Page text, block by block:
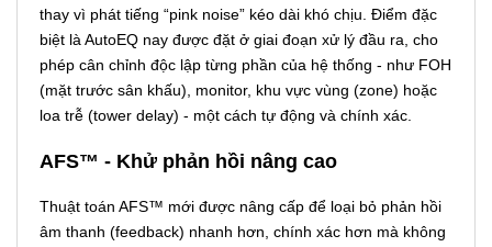
thay vì phát tiếng “pink noise” kéo dài khó chịu. Điểm đặc
biệt là AutoEQ nay được đặt ở giai đoạn xử lý đầu ra, cho
phép cân chỉnh độc lập từng phần của hệ thống - như FOH
(mặt trước sân khấu), monitor, khu vực vùng (zone) hoặc
loa trễ (tower delay) - một cách tự động và chính xác.
AFS™ - Khử phản hồi nâng cao
Thuật toán AFS™ mới được nâng cấp để loại bỏ phản hồi
âm thanh (feedback) nhanh hơn, chính xác hơn mà không